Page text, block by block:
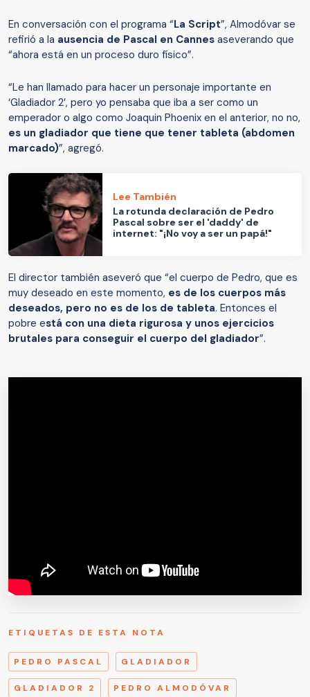
En conversación con el programa “La Script”, Almodóvar se
refirió a la ausencia de Pascal en Cannes aseverando que
“ahora está en un proceso duro físico”.
“Le han llamado para hacer un personaje importante en
‘Gladiador 2’, pero yo pensaba que iba a ser como un
emperador o algo como Joaquin Phoenix en el anterior, no no,
es un gladiador que tiene que tener tableta (abdomen
marcado)”, agregó.
Lee También
La rotunda declaración de Pedro
Pascal sobre ser el 'daddy' de
internet: "¡No voy a ser un papá!"
El director también aseveró que “el cuerpo de Pedro, que es
muy deseado en este momento, es de los cuerpos más
deseados, pero no es de los de tableta. Entonces el
pobre está con una dieta rigurosa y unos ejercicios
brutales para conseguir el cuerpo del gladiador”.
ETIQUETAS DE ESTA NOTA
PEDRO PASCAL GLADIADOR
GLADIADOR 2 PEDRO ALMODÓVAR